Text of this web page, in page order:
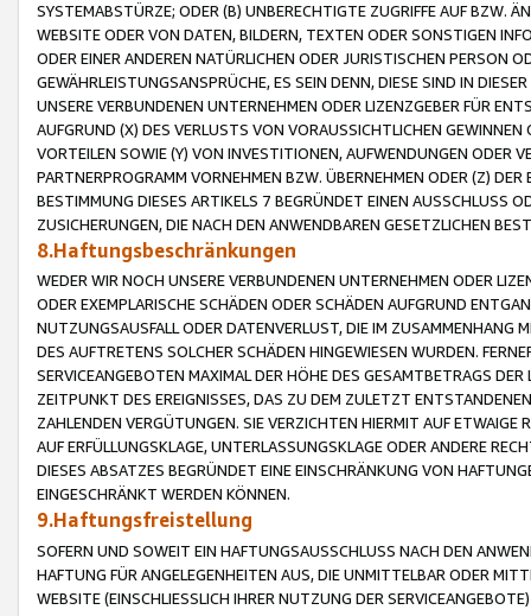
SYSTEMABSTÜRZE; ODER (B) UNBERECHTIGTE ZUGRIFFE AUF BZW.
WEBSITE ODER VON DATEN, BILDERN, TEXTEN ODER SONSTIGEN
ODER EINER ANDEREN NATÜRLICHEN ODER JURISTISCHEN PERSON
GEWÄHRLEISTUNGSANSPRÜCHE, ES SEIN DENN, DIESE SIND IN
UNSERE VERBUNDENEN UNTERNEHMEN ODER LIZENZGEBER FÜR
AUFGRUND (X) DES VERLUSTS VON VORAUSSICHTLICHEN
VORTEILEN SOWIE (Y) VON INVESTITIONEN, AUFWENDUNGEN ODER
PARTNERPROGRAMM VORNEHMEN BZW. ÜBERNEHMEN ODER (Z)
BESTIMMUNG DIESES ARTIKELS 7 BEGRÜNDET EINEN AUSSCHLUSS
ZUSICHERUNGEN, DIE NACH DEN ANWENDBAREN GESETZLICHEN
8.Haftungsbeschränkungen
WEDER WIR NOCH UNSERE VERBUNDENEN UNTERNEHMEN ODER
ODER EXEMPLARISCHE SCHÄDEN ODER SCHÄDEN AUFGRUND
NUTZUNGSAUSFALL ODER DATENVERLUST, DIE IM ZUSAMMENHANG
DES AUFTRETENS SOLCHER SCHÄDEN HINGEWIESEN WURDEN.
SERVICEANGEBOTEN MAXIMAL DER HÖHE DES GESAMTBETRAGS
ZEITPUNKT DES EREIGNISSES, DAS ZU DEM ZULETZT
ZAHLENDEN VERGÜTUNGEN. SIE VERZICHTEN HIERMIT AUF
AUF ERFÜLLUNGSKLAGE, UNTERLASSUNGSKLAGE ODER ANDERE
DIESES ABSATZES BEGRÜNDET EINE EINSCHRÄNKUNG VON
EINGESCHRÄNKT WERDEN KÖNNEN.
9.Haftungsfreistellung
SOFERN UND SOWEIT EIN HAFTUNGSAUSSCHLUSS NACH DEN
HAFTUNG FÜR ANGELEGENHEITEN AUS, DIE UNMITTELBAR ODER
WEBSITE (EINSCHLIESSLICH IHRER NUTZUNG DER